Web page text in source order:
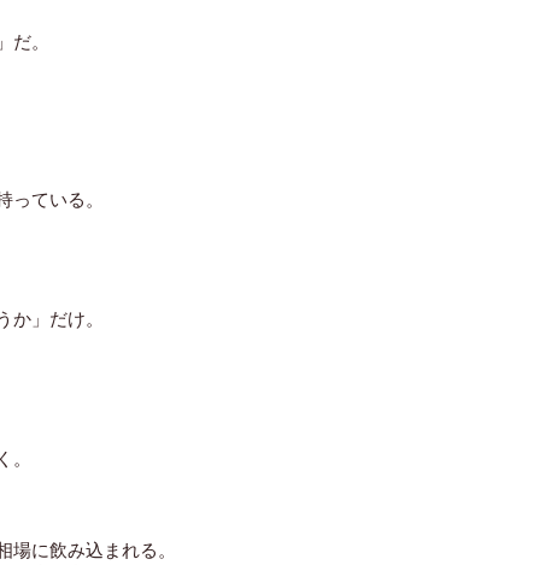
。
ている。
」だけ。
に飲み込まれる。